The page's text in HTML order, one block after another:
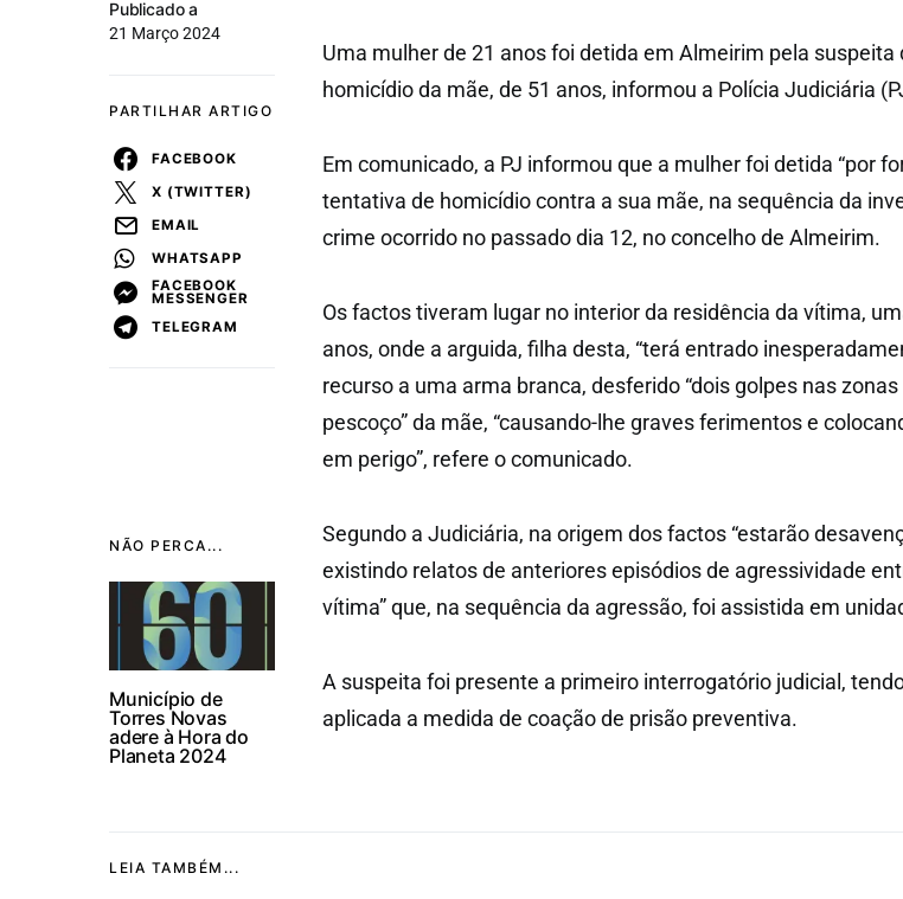
NÃO PERCA...
Município de
Torres Novas
adere à Hora do
Planeta 2024
Publicado a
21 Março 2024
PARTILHAR ARTIGO
FACEBOOK
X (TWITTER)
EMAIL
WHATSAPP
FACEBOOK
MESSENGER
TELEGRAM
Uma mulher de 21 anos foi detida em Almeirim pela suspeita
homicídio da mãe, de 51 anos, informou a Polícia Judiciária
Em comunicado, a PJ informou que a mulher foi detida “por
tentativa de homicídio contra a sua mãe, na sequência da
crime ocorrido no passado dia 12, no concelho de Almeirim.
Os factos tiveram lugar no interior da residência da vítima,
anos, onde a arguida, filha desta, “terá entrado
recurso a uma arma branca, desferido “dois golpes nas
pescoço” da mãe, “causando-lhe graves ferimentos e
em perigo”, refere o comunicado.
Segundo a Judiciária, na origem dos factos “estarão
existindo relatos de anteriores episódios de agressividade
vítima” que, na sequência da agressão, foi assistida em
A suspeita foi presente a primeiro interrogatório judicial,
aplicada a medida de coação de prisão preventiva.
LEIA TAMBÉM...